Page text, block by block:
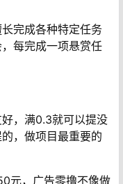
完成各种特定任务
每完成一项悬赏任
，满0.3就可以提没
，做项目最重要的
元，广告零撸不像做